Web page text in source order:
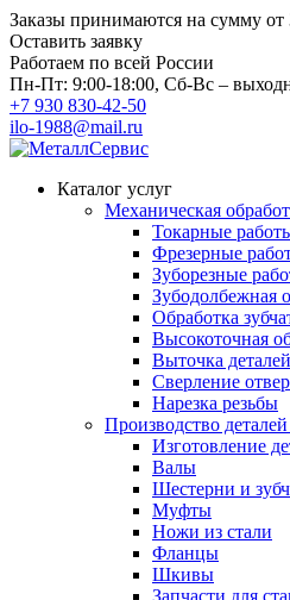
Заказы принимаются на сумму от
Оставить заявку
Работаем по всей России
Пн-Пт: 9:00-18:00, Сб-Вс –
+7 930 830-42-50
ilo-1988@mail.ru
Каталог услуг
Механическая
Токарные
Фрезерные
Зуборезные
Зубодолбежная
Обработка
Высокоточная
Выточка
Сверление
Нарезка резьбы
Производство
Изготовление
Валы
Шестерни и
Муфты
Ножи из стали
Фланцы
Шкивы
Запчасти для